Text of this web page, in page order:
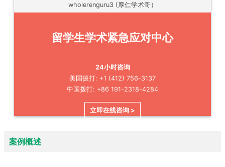
wholerenguru3 (厚仁学术哥）
留学生学术紧急应对中心
24小时咨询
美国拨打: +1 (412) 756-3137
中国拨打: +86 191-2318-4284
立即在线咨询 >
案例概述